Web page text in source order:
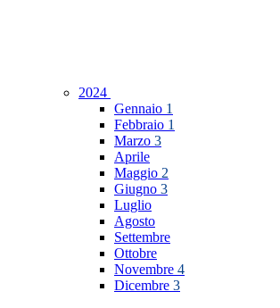
2024
Gennaio 1
Febbraio 1
Marzo 3
Aprile
Maggio 2
Giugno 3
Luglio
Agosto
Settembre
Ottobre
Novembre 4
Dicembre 3